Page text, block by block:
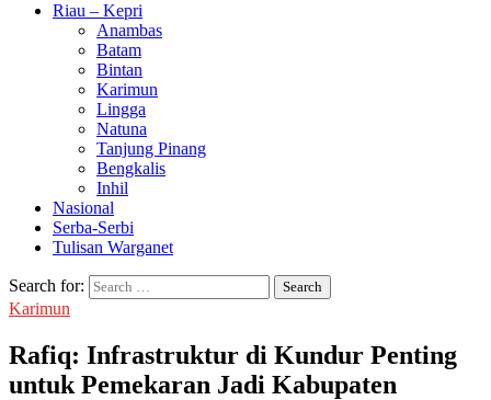
Riau – Kepri
Anambas
Batam
Bintan
Karimun
Lingga
Natuna
Tanjung Pinang
Bengkalis
Inhil
Nasional
Serba-Serbi
Tulisan Warganet
Search for:
Karimun
Rafiq: Infrastruktur di Kundur Penting
untuk Pemekaran Jadi Kabupaten